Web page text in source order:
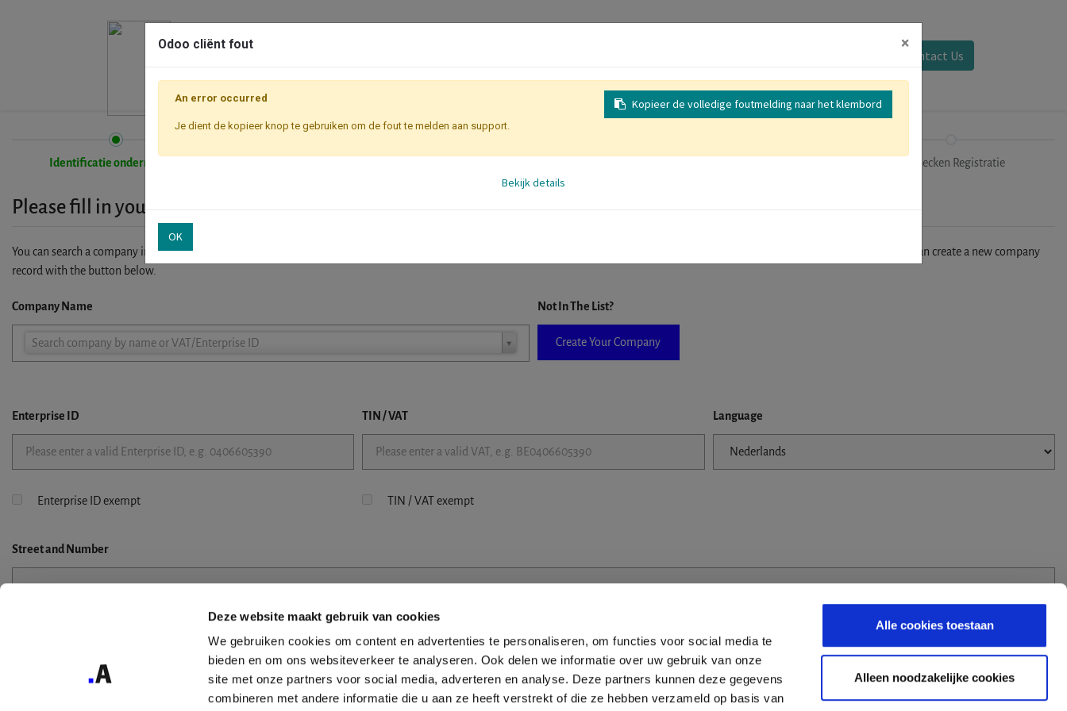
Deze website maakt gebruik van cookies
We gebruiken cookies om content en advertenties te personaliseren, om functies voor social media te
bieden en om ons websiteverkeer te analyseren. Ook delen we informatie over uw gebruik van onze
site met onze partners voor social media, adverteren en analyse. Deze partners kunnen deze gegevens
combineren met andere informatie die u aan ze heeft verstrekt of die ze hebben verzameld op basis van
Alle cookies toestaan
Alleen noodzakelijke cookies
Contact Us
Identificatie onderneming Uitchecken Registratie
Please fill in your company details
You can search a company in our database by name, VAT or enterprise ID. When a company is selected it will auto-complete the form. If you don't find your company in our database, you can create a new company
record with the button below.
Company Name
Search company by name or VAT/Enterprise ID
Company
Not In The List?
Create Your Company
Enterprise ID TIN / VAT Language
Enterprise ID exempt TIN / VAT exempt
Streetand Number
Odoo cliënt fout ×
Kopieer de volledige foutmelding naar het klembord
An error occurred
Je dient de kopieer knop te gebruiken om de fout te melden aan support.
Bekijk details
OK